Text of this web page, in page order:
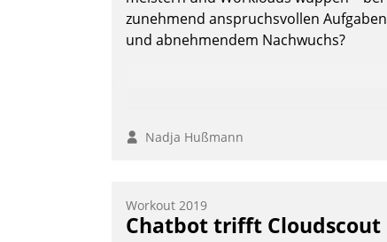
zunehmend anspruchsvollen Aufgaben
und abnehmendem Nachwuchs?
Nadja Hußmann
Workout 2019
Chatbot trifft Cloudscout